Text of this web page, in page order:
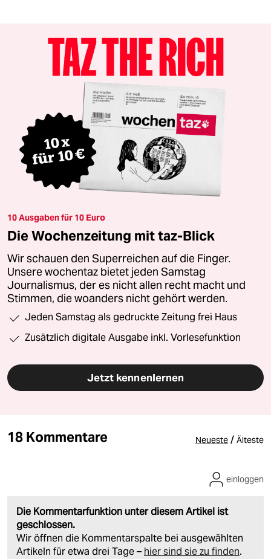
10 Ausgaben für 10 Euro
Die Wochenzeitung mit taz-Blick
Wir schauen den Superreichen auf die Finger.
Unsere wochentaz bietet jeden Samstag
Journalismus, der es nicht allen recht macht und
Stimmen, die woanders nicht gehört werden.
Jeden Samstag als gedruckte Zeitung frei Haus
Zusätzlich digitale Ausgabe inkl. Vorlesefunktion
Jetzt kennenlernen
18 Kommentare Neueste / Älteste
Die Kommentarfunktion unter diesem Artikel ist
geschlossen.
Wir öffnen die Kommentarspalte bei ausgewählten
Artikeln für etwa drei Tage – hier sind sie zu finden.
einloggen